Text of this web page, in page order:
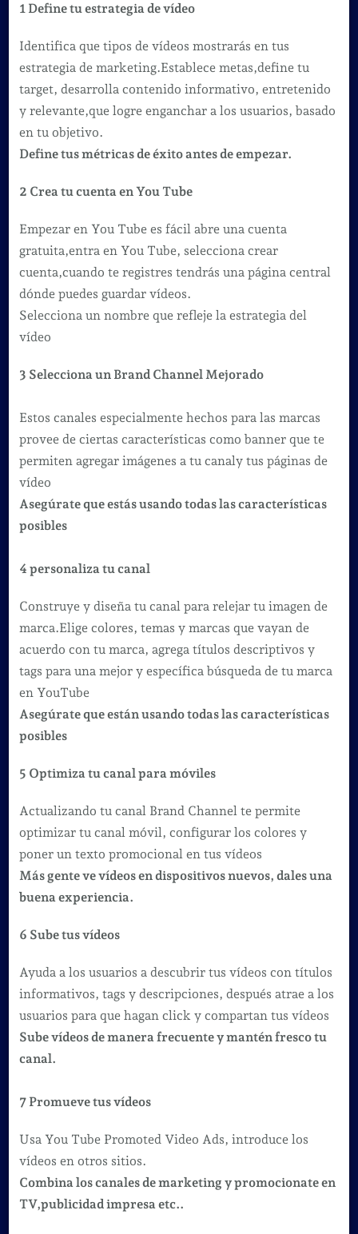
en
YouTube
1 Define tu estrategia de vídeo
Identifica que tipos de vídeos mostrarás en tus
estrategia de marketing.Establece metas,define tu
target, desarrolla contenido informativo, entretenido
y relevante,que logre enganchar a los usuarios, basado
en tu objetivo.
Define tus métricas de éxito antes de empezar.
2 Crea tu cuenta en You Tube
Empezar en You Tube es fácil abre una cuenta
gratuita,entra en You Tube, selecciona crear
cuenta,cuando te registres tendrás una página central
dónde puedes guardar vídeos.
Selecciona un nombre que refleje la estrategia del
vídeo
3 Selecciona un Brand Channel Mejorado
Estos canales especialmente hechos para las marcas
provee de ciertas características como banner que te
permiten agregar imágenes a tu canaly tus páginas de
vídeo
Asegúrate que estás usando todas las características
posibles
4 personaliza tu canal
Construye y diseña tu canal para relejar tu imagen de
marca.Elige colores, temas y marcas que vayan de
acuerdo con tu marca, agrega títulos descriptivos y
tags para una mejor y específica búsqueda de tu marca
en YouTube
Asegúrate que están usando todas las características
posibles
5 Optimiza tu canal para móviles
Actualizando tu canal Brand Channel te permite
optimizar tu canal móvil, configurar los colores y
poner un texto promocional en tus vídeos
Más gente ve vídeos en dispositivos nuevos, dales una
buena experiencia.
6 Sube tus vídeos
Ayuda a los usuarios a descubrir tus vídeos con títulos
informativos, tags y descripciones, después atrae a los
usuarios para que hagan click y compartan tus vídeos
Sube vídeos de manera frecuente y mantén fresco tu
canal.
7 Promueve tus vídeos
Usa You Tube Promoted Video Ads, introduce los
vídeos en otros sitios.
Combina los canales de marketing y promocionate en
TV,publicidad impresa etc..